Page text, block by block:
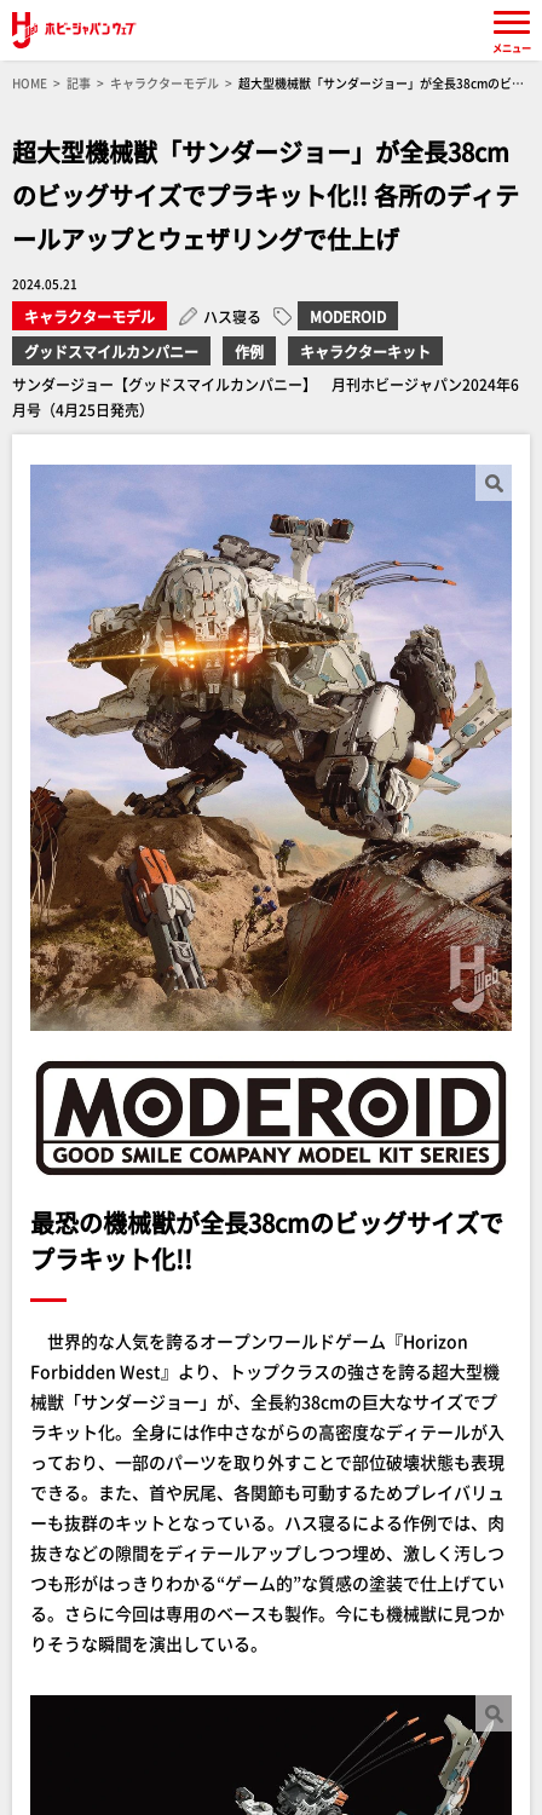
HOME 記事 キャラクターモデル
超大型機械獣「サンダージョー」が全長38cmのビッ
超大型機械獣「サンダージョー」が全長38cm
のビッグサイズでプラキット化!! 各所のディテ
ールアップとウェザリングで仕上げ
2024.05.21
キャラクターモデル ハス寝る
MODEROID
グッドスマイルカンパニー
作例
キャラクターキット
サンダージョー【グッドスマイルカンパニー】 月刊ホビージャパン2024年6
月号（4月25日発売）
最恐の機械獣が全長38cmのビッグサイズで
プラキット化!!
世界的な人気を誇るオープンワールドゲーム『Horizon
Forbidden West』より、トップクラスの強さを誇る超大型機
械獣「サンダージョー」が、全長約38cmの巨大なサイズでプ
ラキット化。全身には作中さながらの高密度なディテールが入
っており、一部のパーツを取り外すことで部位破壊状態も表現
できる。また、首や尻尾、各関節も可動するためプレイバリュ
ーも抜群のキットとなっている。ハス寝るによる作例では、肉
抜きなどの隙間をディテールアップしつつ埋め、激しく汚しつ
つも形がはっきりわかる“ゲーム的”な質感の塗装で仕上げてい
る。さらに今回は専用のベースも製作。今にも機械獣に見つか
りそうな瞬間を演出している。
メニュー